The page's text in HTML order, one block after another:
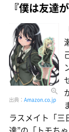
『僕は友達
出典： Amazon.co.jp
ラスメイト「三